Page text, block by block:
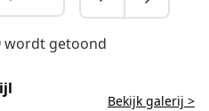
wordt getoond
Bekijk galerij >